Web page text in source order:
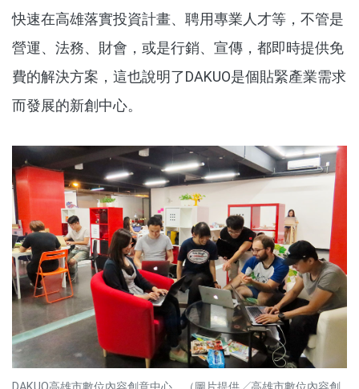
快速在高雄落實投資計畫、聘用專業人才等，不管是
營運、法務、財會，或是行銷、宣傳，都即時提供免
費的解決方案，這也說明了DAKUO是個貼緊產業需求
而發展的新創中心。